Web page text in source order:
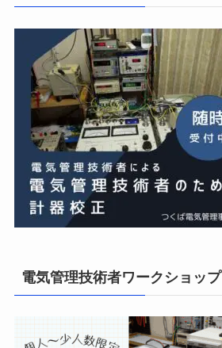
電気管理技術者ワークショップ